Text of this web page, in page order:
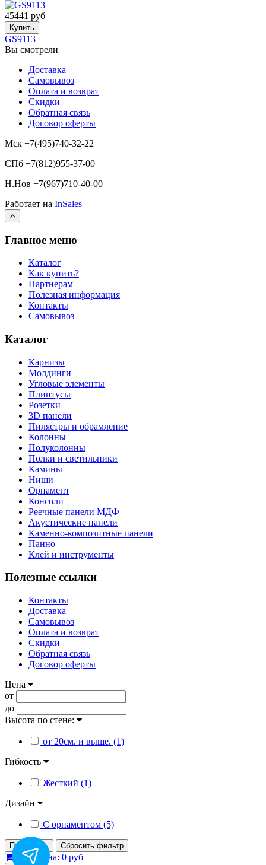
45441 руб
Купить
GS9113
Вы смотрели
Доставка
Самовывоз
Оплата и возврат
Скидки
Обратная связь
Договор оферты
Мск +7(495)740-32-22
СПб +7(812)955-37-00
Н.Нов +7(967)710-40-00
Работает на InSales
Главное меню
Каталог
Как купить?
Партнерам
Полезная информация
Контакты
Самовывоз
Каталог
Карнизы
Молдинги
Угловые элементы
Плинтусы
Розетки
3D панели
Пилястры и обрамление
Колонны
Полуколонны
Полки и светильники
Камины
Ниши
Орнамент
Консоли
Реечные панели МДФ
Акустические панели
Каменно-композитные панели
Панно
Клей и инструменты
Полезные ссылки
Контакты
Доставка
Самовывоз
Оплата и возврат
Скидки
Обратная связь
Договор оферты
Цена
от
до
Высота по стене:
от 20см. и выше. (1)
Гибкость
Жесткий (1)
Дизайн
С орнаментом (5)
Применить Сбросить фильтр
0Корзина: 0 руб